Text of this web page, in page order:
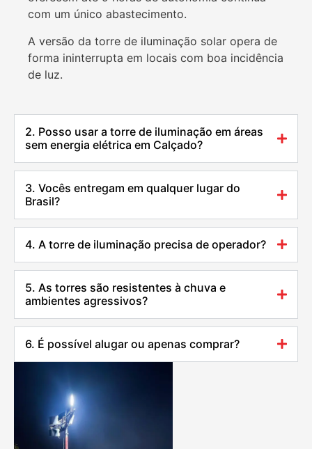
com um único abastecimento.
A versão da torre de iluminação solar opera de
forma ininterrupta em locais com boa incidência
de luz.
2. Posso usar a torre de iluminação em áreas
sem energia elétrica em Calçado?
3. Vocês entregam em qualquer lugar do
Brasil?
4. A torre de iluminação precisa de operador?
5. As torres são resistentes à chuva e
ambientes agressivos?
6. É possível alugar ou apenas comprar?